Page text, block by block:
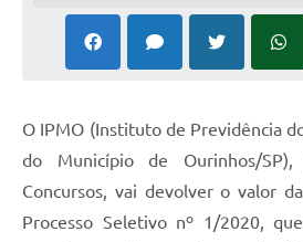
O IPMO (Instituto de Previdência
do Município de Ourinhos/
Concursos, vai devolver o valor
Processo Seletivo nº 1/2020,